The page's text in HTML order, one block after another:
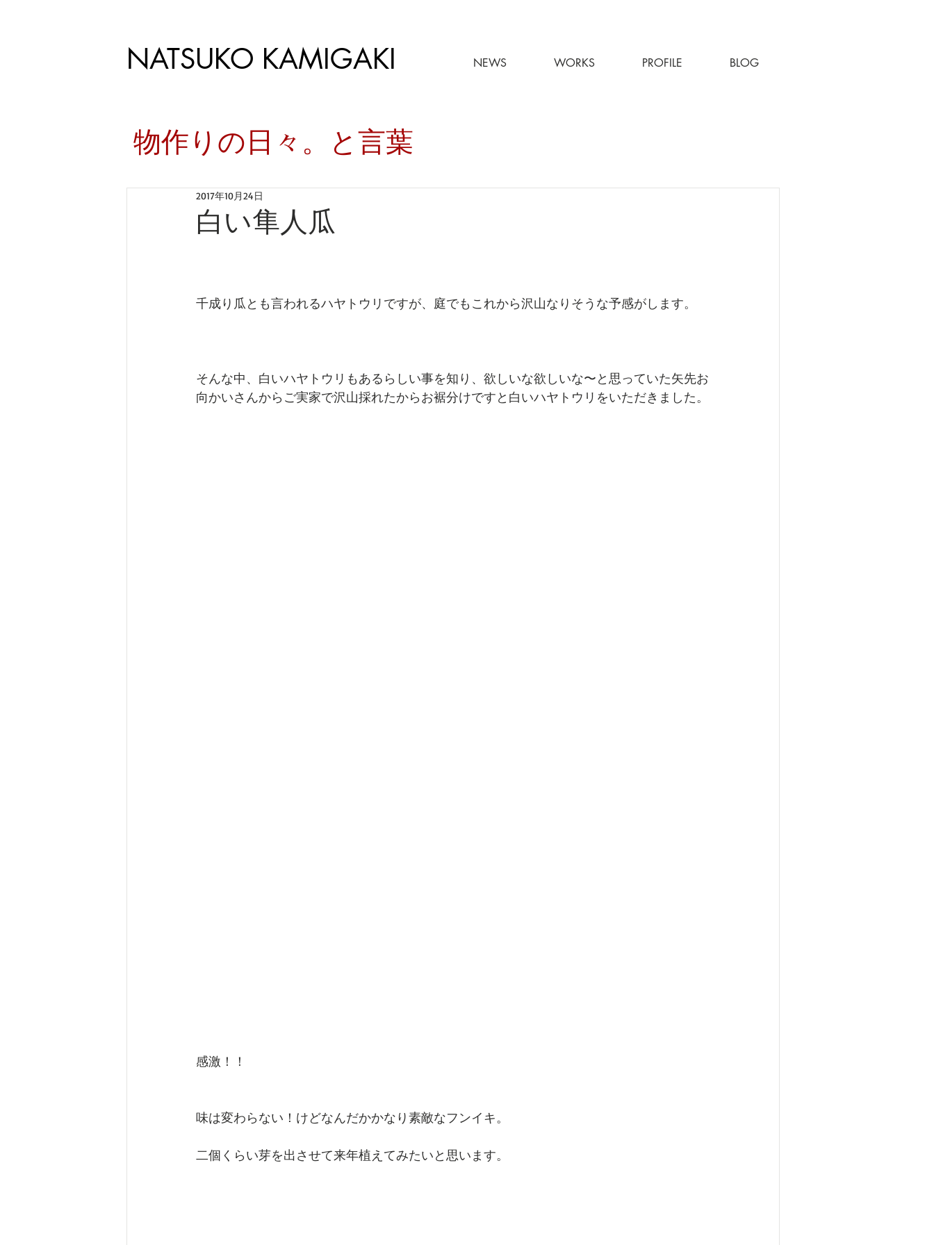
NATSUKO KAMIGAKI NEWS WORKS PROFILE BLOG
​物作りの日々。と言葉
白い隼人瓜
2017年10月24日
千成り瓜とも言われるハヤトウリですが、庭でもこれから沢山なりそうな予感がします。
そんな中、白いハヤトウリもあるらしい事を知り、欲しいな欲しいな〜と思っていた矢先お
向かいさんからご実家で沢山採れたからお裾分けですと白いハヤトウリをいただきました。
感激！！
味は変わらない！けどなんだかかなり素敵なフンイキ。
二個くらい芽を出させて来年植えてみたいと思います。